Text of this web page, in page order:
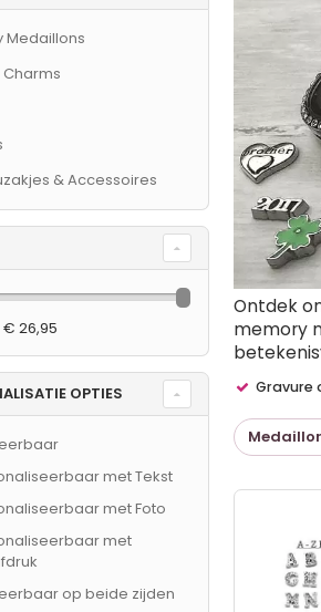
Ontdek
memory
Gravure
Tonen
Medaillons
& Accessoires
26,95
OPTIES
met Tekst
met Foto
met
op beide zijden